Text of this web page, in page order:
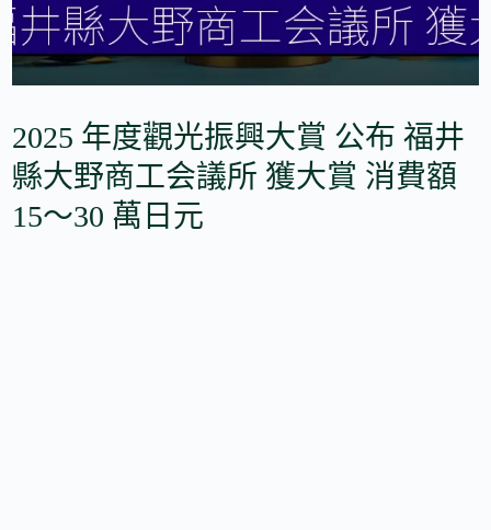
2025 年度觀光振興大賞 公布 福井
縣大野商工会議所 獲大賞 消費額
15～30 萬日元